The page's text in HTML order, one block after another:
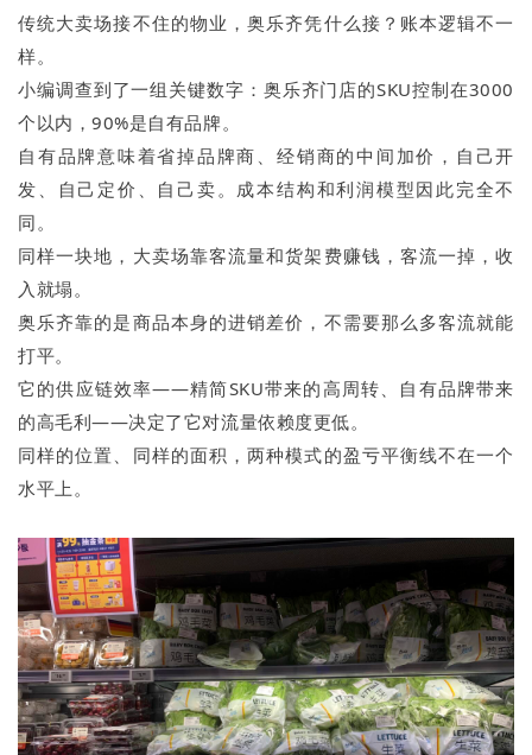
传统大卖场接不住的物业，奥乐齐凭什么接？账本逻辑不一
样。
小编调查到了一组关键数字：奥乐齐门店的SKU控制在3000
个以内，90%是自有品牌。
自有品牌意味着省掉品牌商、经销商的中间加价，自己开
发、自己定价、自己卖。成本结构和利润模型因此完全不
同。
同样一块地，大卖场靠客流量和货架费赚钱，客流一掉，收
入就塌。
奥乐齐靠的是商品本身的进销差价，不需要那么多客流就能
打平。
它的供应链效率——精简SKU带来的高周转、自有品牌带来
的高毛利——决定了它对流量依赖度更低。
同样的位置、同样的面积，两种模式的盈亏平衡线不在一个
水平上。